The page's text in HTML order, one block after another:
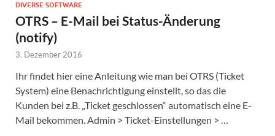
DIVERSE SOFTWARE
OTRS – E-Mail bei Status-Änderung
(notify)
3. Dezember 2016
Ihr findet hier eine Anleitung wie man bei OTRS (Ticket
System) eine Benachrichtigung einstellt, so das die
Kunden bei z.B. „Ticket geschlossen“ automatisch eine E-
Mail bekommen. Admin > Ticket-Einstellungen > …